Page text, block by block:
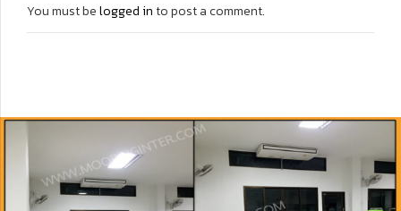
You must belogged into post a comment.